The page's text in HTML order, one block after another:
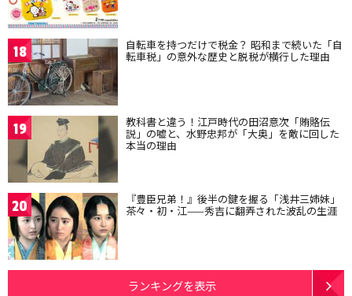
18 自転車を持つだけで税金？ 昭和まで続いた「自
転車税」の意外な歴史と脱税が横行した理由
19 教科書と違う！江戸時代の田沼意次「賄賂伝
説」の嘘と、水野忠邦が「大奥」を敵に回した
本当の理由
20 『豊臣兄弟！』後半の鍵を握る「浅井三姉妹」
茶々・初・江——秀吉に翻弄された波乱の生涯
ランキングを表示